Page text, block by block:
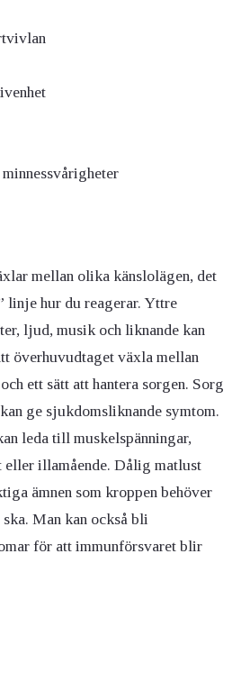
mellan olika känslolägen, det
linje hur du reagerar. Yttre
ljud, musik och liknande kan
överhuvudtaget växla mellan
ett sätt att hantera sorgen. Sorg
ge sjukdomsliknande symtom.
leda till muskelspänningar,
eller illamående. Dålig matlust
ämnen som kroppen behöver
Man kan också bli
för att immunförsvaret blir